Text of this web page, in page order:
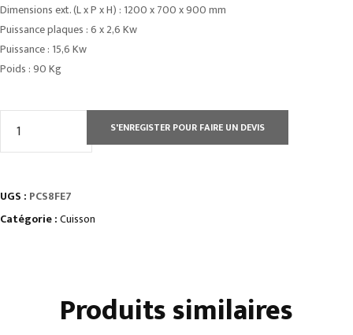
Dimensions ext. (L x P x H) : 1200 x 700 x 900 mm
Puissance plaques : 6 x 2,6 Kw
Puissance : 15,6 Kw
Poids : 90 Kg
4
PLAQUES
S'ENREGISTER POUR FAIRE UN DEVIS
UGS : PCS8FE7
Catégorie :Cuisson
Produits similaires